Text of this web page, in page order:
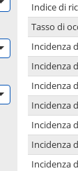
Indice di
Tasso di
Incidenza
Incidenza
Incidenza
Incidenza
Incidenza
Incidenza
Incidenza